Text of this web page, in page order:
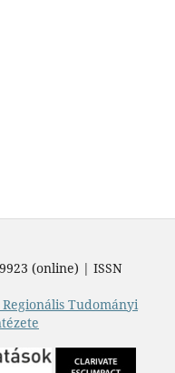
(online) | ISSN
Regionális Tudományi